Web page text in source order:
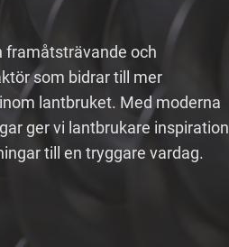
framåtsträvande och
som bidrar till mer
lantbruket. Med moderna
ger vi lantbrukare inspiration
till en tryggare vardag.